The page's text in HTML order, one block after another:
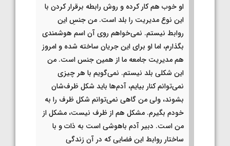
او خوب هم کار کرده و روش رابطه برقرار کردن با
این نوع مدیریت را بلد است. من جنسِ این
روابط نیستم. نمی‌خواهم روی آن اسم هوشمندی
بگذارم، اما او برای این جریان ساخته شده و امروز
هم مدیریت جامعه ما از همین جنس است. من
این شکلی بلد نیستم. نمی‌گویم با هر چیزی
نمی‌توانم کنار بیایم، آدم‌ها باید شکل ظرف‌‎شان
بشوند، ولی من گاهی نمی‌توانم شکل ظرف را به
خودم بگیرم. مشکل هم از ظرف نیست، مشکل از
من است. دبیر آدم باهوشی است به ذات و با
ساختار روابط این فضایی که در آن زندگی